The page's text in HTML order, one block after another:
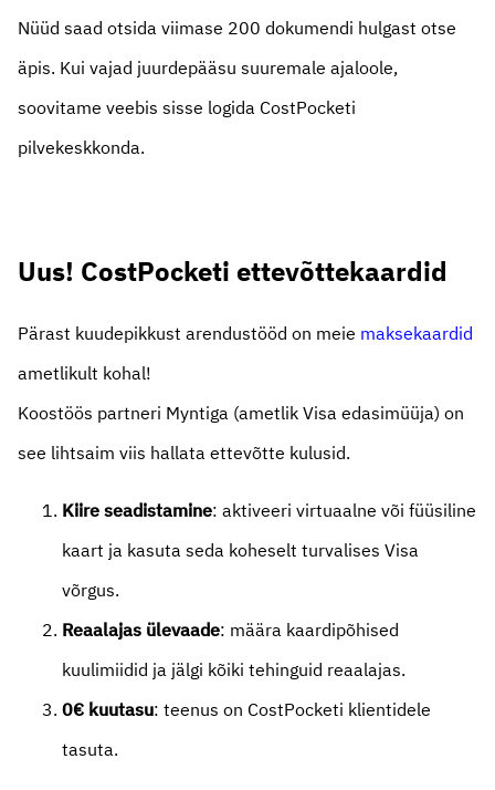
Nüüd saad otsida viimase 200 dokumendi hulgast otse
äpis. Kui vajad juurdepääsu suuremale ajaloole,
soovitame veebis sisse logida CostPocketi
pilvekeskkonda.
Uus! CostPocketi ettevõttekaardid
Pärast kuudepikkust arendustööd on meie maksekaardid
ametlikult kohal!
Koostöös partneri Myntiga (ametlik Visa edasimüüja) on
see lihtsaim viis hallata ettevõtte kulusid.
Kiire seadistamine: aktiveeri virtuaalne või füüsiline
kaart ja kasuta seda koheselt turvalises Visa
võrgus.
Reaalajas ülevaade: määra kaardipõhised
kuulimiidid ja jälgi kõiki tehinguid reaalajas.
0€ kuutasu: teenus on CostPocketi klientidele
tasuta.